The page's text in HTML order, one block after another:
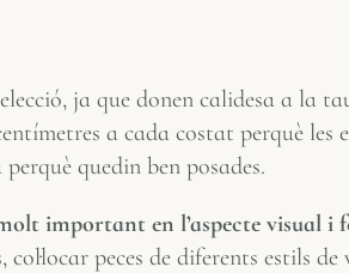
ja que donen calidesa a la
a cada costat perquè les
quedin ben posades.
important en l’aspecte visual i
peces de diferents estils de